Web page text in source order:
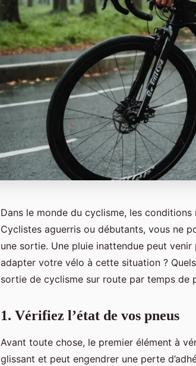
Dans le monde du cyclisme, les
Cyclistes aguerris ou débutants, vous ne
une sortie. Une pluie inattendue peut
adapter votre vélo à cette situation ?
sortie de cyclisme sur route par temps de
1. Vérifiez l’état de vos pneus
Avant toute chose, le premier élément à
glissant et peut engendrer une perte